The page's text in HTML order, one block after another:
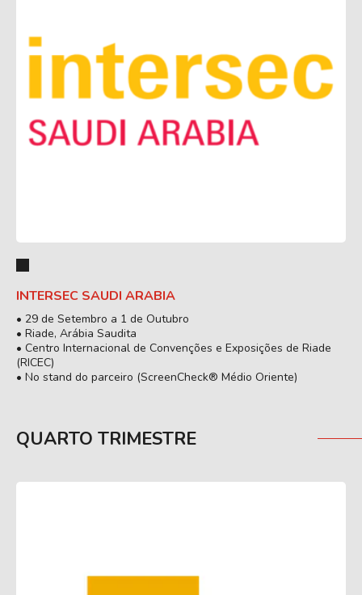
INTERSEC SAUDI ARABIA
• 29 de Setembro a 1 de Outubro
• Riade, Arábia Saudita
• Centro Internacional de Convenções e Exposições de Riade
(RICEC)
• No stand do parceiro (ScreenCheck® Médio Oriente)
QUARTO TRIMESTRE